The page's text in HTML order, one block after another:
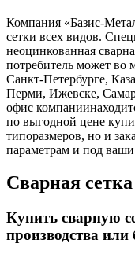
Компания «Базис-
сетки всех видов.
неоцинкованная
потребитель может во
Санкт-Петербурге,
Перми, Ижевске,
офис
по выгодной цене
типоразмеров, но и
параметрам и под ваши
Сварная
Купить сварную
производства или